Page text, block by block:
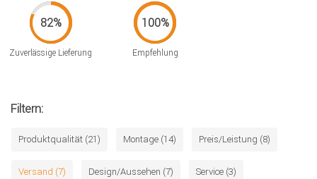
Zuverlässige Lieferung Empfehlung
Filtern:
Produktqualität (21) Montage (14) Preis/Leistung (8)
Versand (7) Design/Aussehen (7) Service (3)